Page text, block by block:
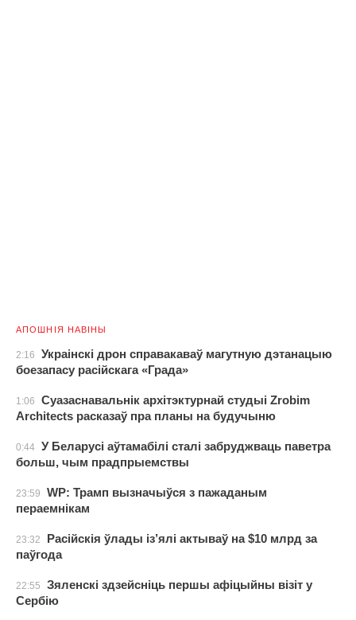
АПОШНІЯ НАВІНЫ
2:16
Украінскі дрон справакаваў магутную дэтанацыю
боезапасу расійскага «Града»
1:06
Суазаснавальнік архітэктурнай студыі Zrobim
Architects расказаў пра планы на будучыню
0:44 У Беларусі аўтамабілі сталі забруджваць паветра
больш, чым прадпрыемствы
23:59
WP: Трамп вызначыўся з пажаданым
пераемнікам
23:32
Расійскія ўлады із’ялі актываў на $10 млрд за
паўгода
22:55
Зяленскі здзейсніць першы афіцыйны візіт у
Сербію